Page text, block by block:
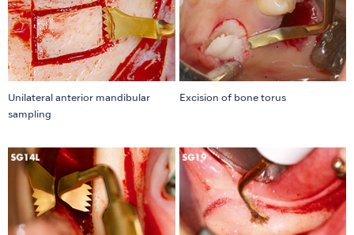
Unilateral anterior mandibular
sampling
Excision of bone torus